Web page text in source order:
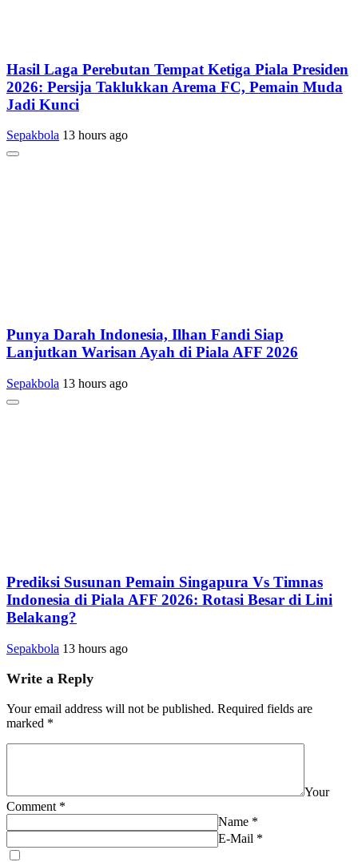
Hasil Laga Perebutan Tempat Ketiga Piala Presiden
2026: Persija Taklukkan Arema FC, Pemain Muda
Jadi Kunci
Sepakbola 13 hours ago
Punya Darah Indonesia, Ilhan Fandi Siap
Lanjutkan Warisan Ayah di Piala AFF 2026
Sepakbola 13 hours ago
Prediksi Susunan Pemain Singapura Vs Timnas
Indonesia di Piala AFF 2026: Rotasi Besar di Lini
Belakang?
Sepakbola 13 hours ago
Write a Reply
Your email address will not be published. Required fields are
marked *
Your
Comment *
Name *
E-Mail *